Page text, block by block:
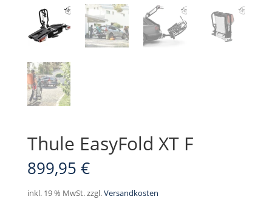
Thule EasyFold XT F
899,95 €
inkl. 19 % MwSt.zzgl.Versandkosten